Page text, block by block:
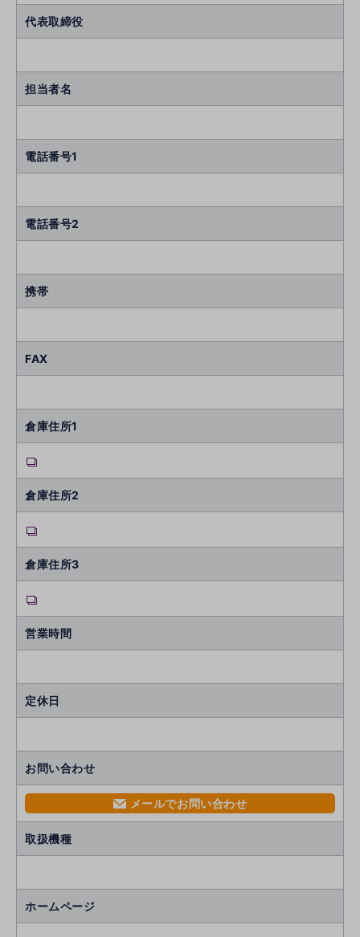
代表取締役
担当者名
電話番号1
電話番号2
携帯
FAX
倉庫住所1
倉庫住所2
倉庫住所3
営業時間
定休日
お問い合わせ
mail メールでお問い合わせ
取扱機種
ホームページ